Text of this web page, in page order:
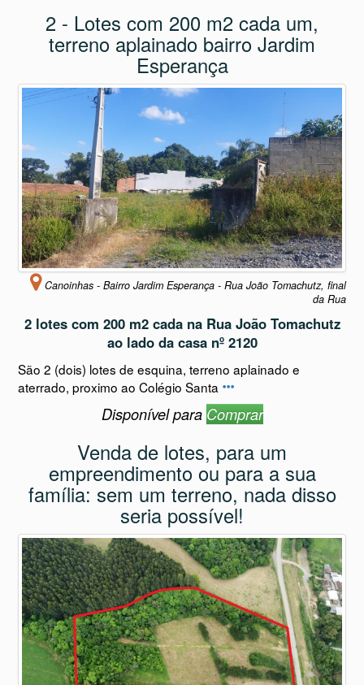
2 - Lotes com 200 m2 cada um,
terreno aplainado bairro Jardim
Esperança
Canoinhas - Bairro Jardim Esperança - Rua João Tomachutz, final
da Rua
2 lotes com 200 m2 cada na Rua João Tomachutz
ao lado da casa nº 2120
São 2 (dois) lotes de esquina, terreno aplainado e
aterrado, proximo ao Colégio Santa
Disponível para Comprar
Venda de lotes, para um
empreendimento ou para a sua
família: sem um terreno, nada disso
seria possível!